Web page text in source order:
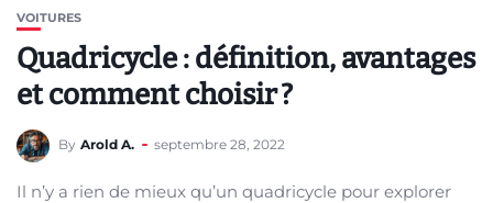
VOITURES
Quadricycle : définition, avantages
et comment choisir ?
By Arold A. septembre 28, 2022
Il n’y a rien de mieux qu’un quadricycle pour explorer